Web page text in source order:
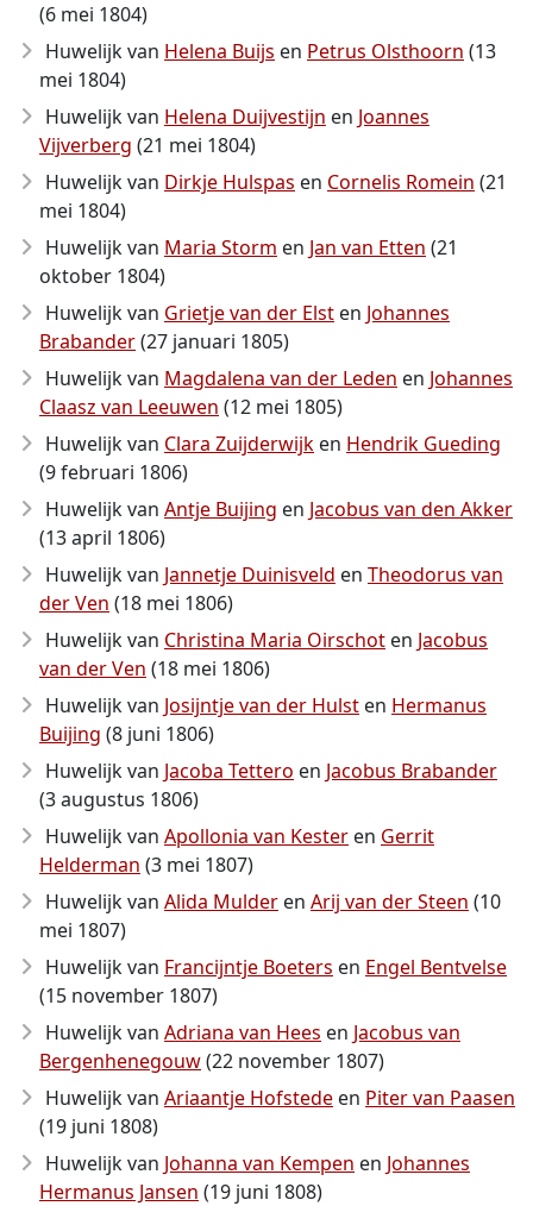
(6 mei 1804)
Huwelijk van Helena Buijs en Petrus Olsthoorn (13
mei 1804)
Huwelijk van Helena Duijvestijn en Joannes
Vijverberg (21 mei 1804)
Huwelijk van Dirkje Hulspas en Cornelis Romein (21
mei 1804)
Huwelijk van Maria Storm en Jan van Etten (21
oktober 1804)
Huwelijk van Grietje van der Elst en Johannes
Brabander(27 januari 1805)
Huwelijk van Magdalena van der Leden en Johannes
Claasz van Leeuwen (12 mei 1805)
Huwelijk van Clara Zuijderwijk en Hendrik Gueding
(9 februari 1806)
Huwelijk van Antje Buijing en Jacobus van den Akker
(13 april 1806)
Huwelijk van Jannetje Duinisveld en Theodorus van
der Ven (18 mei 1806)
Huwelijk van Christina Maria Oirschot en Jacobus
van der Ven (18 mei 1806)
Huwelijk van Josijntje van der Hulst en Hermanus
Buijing (8 juni 1806)
Huwelijk van Jacoba Tettero en Jacobus Brabander
(3 augustus 1806)
Huwelijk van Apollonia van Kester en Gerrit
Helderman (3 mei 1807)
Huwelijk van Alida Mulder en Arij van der Steen (10
mei 1807)
Huwelijk van Francijntje Boeters en Engel Bentvelse
(15 november 1807)
Huwelijk van Adriana van Hees en Jacobus van
Bergenhenegouw(22 november 1807)
Huwelijk van Ariaantje Hofstede en Piter van Paasen
(19 juni 1808)
Huwelijk van Johanna van Kempen en Johannes
Hermanus Jansen (19 juni 1808)